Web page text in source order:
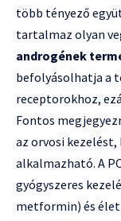
több tényező
tartalmaz olyan
androgének
befolyásolhatja a
receptorokhoz,
Fontos
az orvosi
alkalmazható. A
gyógyszeres
metformin) és